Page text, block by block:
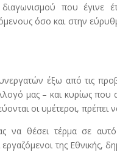
που
όσο και στην
έξω από τις
μας – και κυρίως που
οι υμέτεροι, πρέπει
να θέσει τέρμα σε
της Εθνικής,